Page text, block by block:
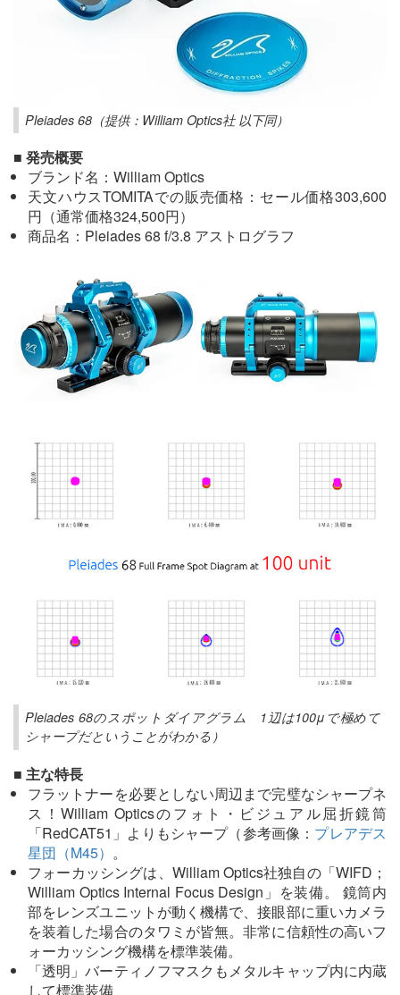
Pleiades 68（提供：William Optics社 以下同）
■ 発売概要
ブランド名：William Optics
天文ハウスTOMITAでの販売価格：セール価格303,600
円（通常価格324,500円）
商品名：Pleiades 68 f/3.8 アストログラフ
Pleiades 68のスポットダイアグラム 1辺は100μで極めて
シャープだということがわかる）
■ 主な特長
フラットナーを必要としない周辺まで完璧なシャープネ
ス！William Opticsのフォト・ビジュアル屈折鏡筒
「RedCAT51」よりもシャープ（参考画像： プレアデス
星団（M45） 。
フォーカッシングは、William Optics社独自の「WIFD；
William Optics Internal Focus Design」を装備。 鏡筒内
部をレンズユニットが動く機構で、接眼部に重いカメラ
を装着した場合のタワミが皆無。非常に信頼性の高いフ
ォーカッシング機構を標準装備。
「透明」バーティノフマスクもメタルキャップ内に内蔵
して標準装備